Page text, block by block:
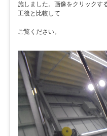
施しました。画像をクリックす
工後と比較して
ご覧ください。